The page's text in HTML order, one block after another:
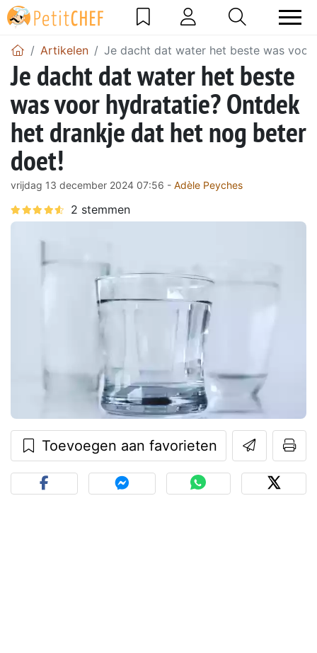
Artikelen Je dacht dat water het beste was
Je dacht dat water het beste
was voor hydratatie? Ontdek
het drankje dat het nog beter
doet!
vrijdag 13 december 2024 07:56 - Adèle Peyches
Toevoegen aan favorieten